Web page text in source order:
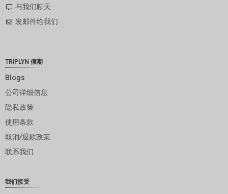
与我们聊天
发邮件给我们
TRIPLYN 假期
Blogs
公司详细信息
隐私政策
使用条款
取消/退款政策
联系我们
我们接受